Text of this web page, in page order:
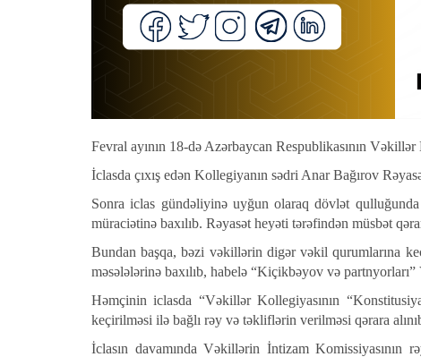
Fevral ayının 18-də Azərbaycan Respublikasının
İclasda çıxış edən Kollegiyanın sədri Anar Bağırov
Sonra iclas gündəliyinə uyğun olaraq dövlət
müraciətinə baxılıb. Rəyasət heyəti tərəfindən müsbət
Bundan başqa, bəzi vəkillərin digər vəkil qurumlarına
məsələlərinə baxılıb, habelə “Kiçikbəyov və
Həmçinin iclasda “Vəkillər Kollegiyasının
keçirilməsi ilə bağlı rəy və təkliflərin verilməsi qərara
İclasın davamında Vəkillərin İntizam